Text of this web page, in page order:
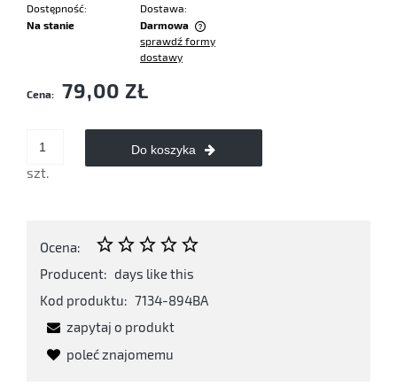
Dostępność:
Na stanie
Dostawa:
Darmowa
Cena nie zawiera ewentualnych kosztów płatności
sprawdź formy
dostawy
Cena: 79,00 ZŁ
szt.
Do koszyka
Ocena:
Producent: days like this
Kod produktu: 7134-894BA
zapytaj o produkt
poleć znajomemu